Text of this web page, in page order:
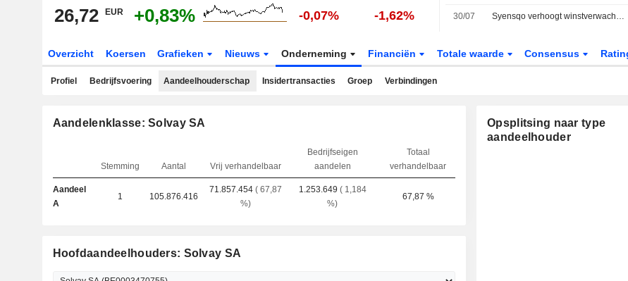
26,72 EUR +0,83% -0,07% -1,62% 30/07 Syensqo verhoogt winstverwachting nu materialentak weer groeit
Overzicht Koersen Grafieken Nieuws Onderneming Financiën Totale waarde Consensus
Profiel Bedrijfsvoering Aandeelhouderschap Insidertransacties Groep Verbindingen
Aandelenklasse: Solvay SA
Stemming Aantal Vrij verhandelbaar
Bedrijfseigen
aandelen
Totaal
verhandelbaar
Aandeel
A
1 105.876.416
71.857.454( 67,87
%)
1.253.649 ( 1,184
%)
67,87 %
Hoofdaandeelhouders: Solvay SA
Opsplitsing naar type
aandeelhouder